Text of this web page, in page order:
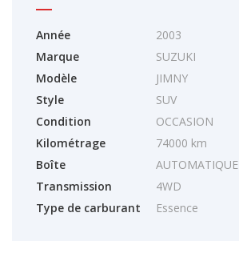
Année
2003
Marque
SUZUKI
Modèle
JIMNY
Style
SUV
Condition
OCCASION
Kilométrage
74000 km
Boîte
AUTOMATIQUE
Transmission
4WD
Type de carburant
Essence